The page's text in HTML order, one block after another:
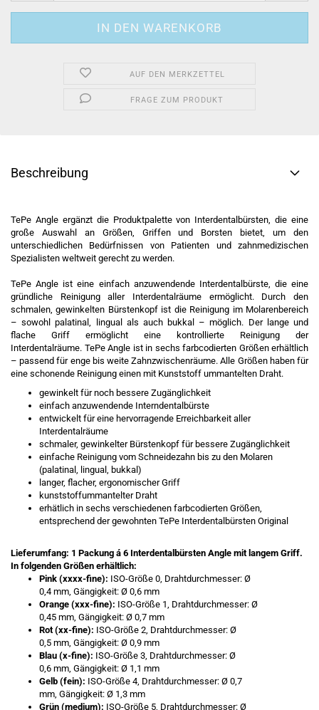
AUF DEN MERKZETTEL
FRAGE ZUM PRODUKT
Beschreibung
TePe Angle ergänzt die Produktpalette von Interdentalbürsten, die eine
große Auswahl an Größen, Griffen und Borsten bietet, um den
unterschiedlichen Bedürfnissen von Patienten und zahnmedizischen
Spezialisten weltweit gerecht zu werden.
TePe Angle ist eine einfach anzuwendende Interdentalbürste, die eine
gründliche Reinigung aller Interdentalräume ermöglicht. Durch den
schmalen, gewinkelten Bürstenkopf ist die Reinigung im Molarenbereich
– sowohl palatinal, lingual als auch bukkal – möglich. Der lange und
flache Griff ermöglicht eine kontrollierte Reinigung der
Interdentalräume. TePe Angle ist in sechs farbcodierten Größen erhältlich
– passend für enge bis weite Zahnzwischenräume. Alle Größen haben für
eine schonende Reinigung einen mit Kunststoff ummantelten Draht.
gewinkelt für noch bessere Zugänglichkeit
einfach anzuwendende Interndentalbürste
entwickelt für eine hervorragende Erreichbarkeit aller
Interdentalräume
schmaler, gewinkelter Bürstenkopf für bessere Zugänglichkeit
einfache Reinigung vom Schneidezahn bis zu den Molaren
(palatinal, lingual, bukkal)
langer, flacher, ergonomischer Griff
kunststoffummantelter Draht
erhätlich in sechs verschiedenen farbcodierten Größen,
entsprechend der gewohnten TePe Interdentalbürsten Original
Lieferumfang: 1 Packung á 6 Interdentalbürsten Angle mit langem Griff​.
In folgenden Größen erhältlich:
Pink (xxxx-fine): ISO-Größe 0, Drahtdurchmesser: Ø
0,4 mm, Gängigkeit: Ø 0,6 mm
Orange (xxx-fine): ISO-Größe 1, Drahtdurchmesser: Ø
0,45 mm, Gängigkeit: Ø 0,7 mm
Rot (xx-fine): ISO-Größe 2, Drahtdurchmesser: Ø
0,5 mm, Gängigkeit: Ø 0,9 mm
Blau (x-fine): ISO-Größe 3, Drahtdurchmesser: Ø
0,6 mm, Gängigkeit: Ø 1,1 mm
Gelb (fein): ISO-Größe 4, Drahtdurchmesser: Ø 0,7
mm, Gängigkeit: Ø 1,3 mm
Grün (medium): ISO-Größe 5, Drahtdurchmesser: Ø